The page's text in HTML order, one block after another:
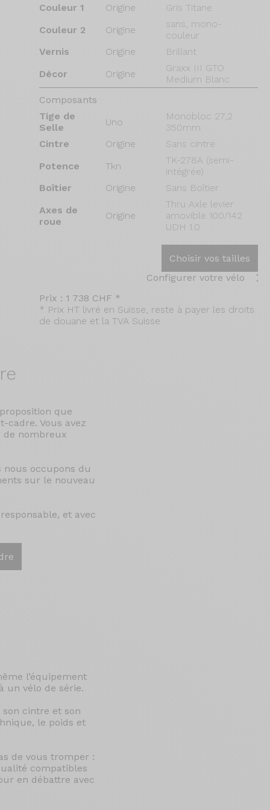
Couleur 1
Origine
Gris Titane
Couleur 2
Origine
sans, mono-
couleur
Vernis
Origine
Brillant
Décor
Origine
Graxx III GTO
Medium Blanc
Composants
Tige de
Selle
Uno
Monobloc 27,2
350mm
Cintre
Origine
Sans cintre
Potence
Tkn
TK-278A (semi-
intégrée)
Boîtier
Origine
Sans Boîtier
Axes de
roue
Origine
Thru Axle levier
amovible 100/142
UDH 1.0
Choisir vos tailles
Configurer votre vélo
Prix : 1 738 CHF *
* Prix HT livré en Suisse, reste à payer les droits
de douane et la TVA Suisse
que
cadre. Vous avez
de nombreux
nous occupons du
sur le nouveau
et avec
l’équipement
un vélo de série.
son cintre et son
le poids et
de vous tromper :
compatibles
en débattre avec